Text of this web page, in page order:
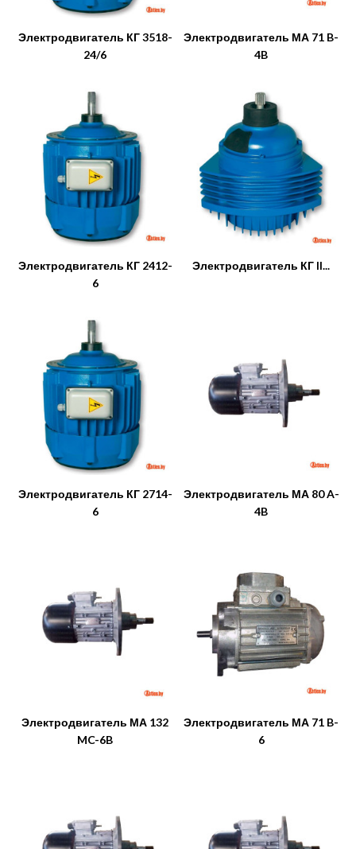
Электродвигатель КГ 3518-
24/6
Электродвигатель МА 71 B-
4B
Электродвигатель КГ 2412-
6
Электродвигатель КГ II...
Электродвигатель КГ 2714-
6
Электродвигатель МА 80 A-
4B
Электродвигатель МА 132
MC-6B
Электродвигатель МА 71 B-
6